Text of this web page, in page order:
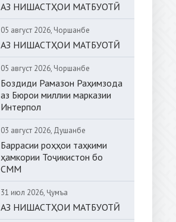
БОХТАР. БО СИМОИ НАВ
Дар шаҳри Бохтар ба
давлатӣ бунёди беш аз 260
АЗ НИШАСТҲОИ МАТБУОТӢ
05 август 2026, Чоршанбе
АЗ НИШАСТҲОИ МАТБУОТӢ
05 август 2026, Чоршанбе
Боздиди Рамазон Раҳимзода
аз Бюрои миллии марказии
Интерпол
03 август 2026, Душанбе
Баррасии роҳҳои таҳкими
ҳамкории Тоҷикистон бо
СММ
31 июл 2026, Ҷумъа
АЗ НИШАСТҲОИ МАТБУОТӢ